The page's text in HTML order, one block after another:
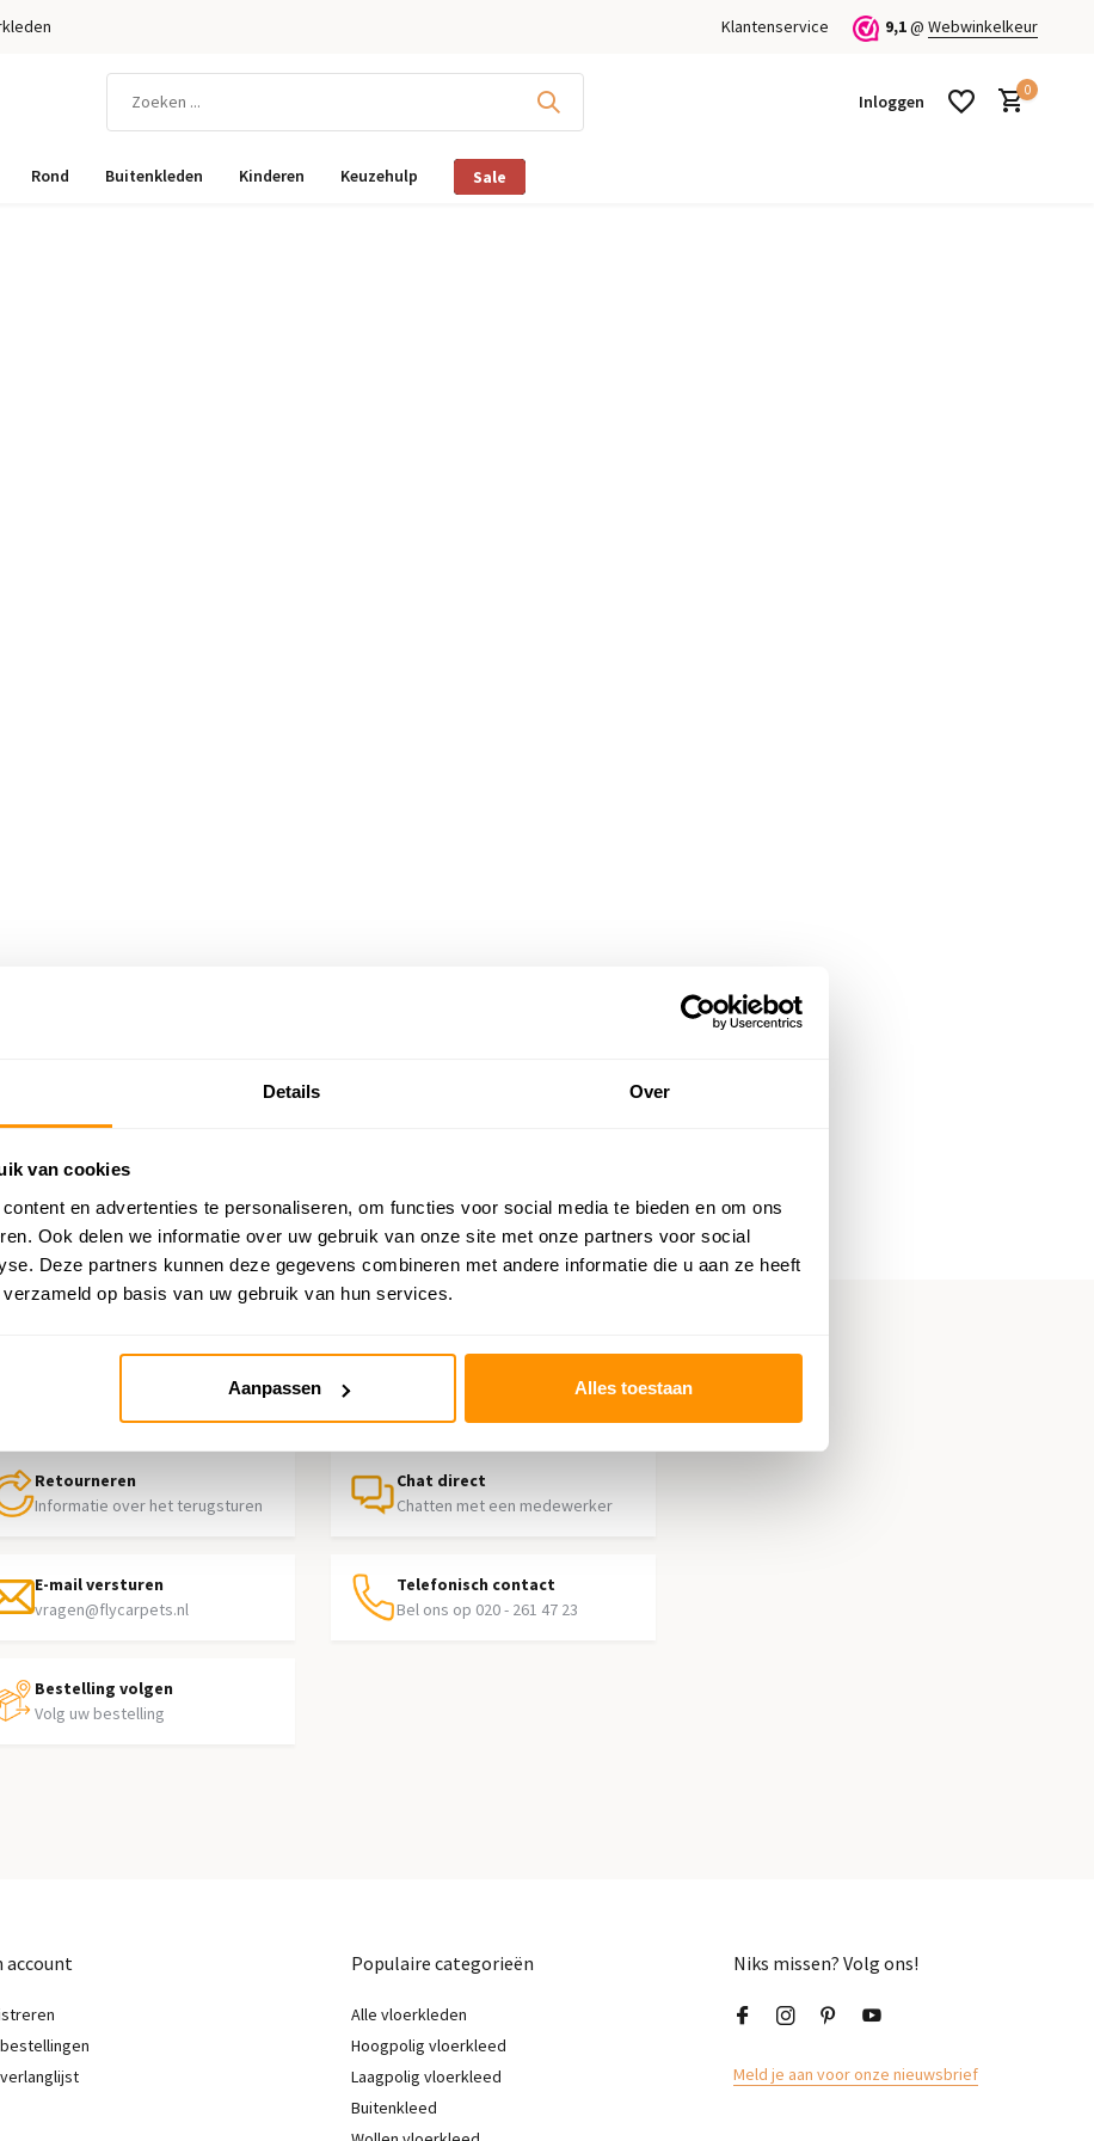
Details Over
van cookies
en advertenties te personaliseren, om functies voor social media te bieden en om ons
Ook delen we informatie over uw gebruik van onze site met onze partners voor social
Deze partners kunnen deze gegevens combineren met andere informatie die u aan ze heeft
op basis van uw gebruik van hun services.
Aanpassen Alles toestaan
Klantenservice 9,1@ Webwinkelkeur
Inloggen
0
Rond Buitenkleden Kinderen Keuzehulp Sale
nodig?
Retourneren
Informatie over het terugsturen
Chat direct
Chatten met een medewerker
E-mail versturen
vragen@flycarpets.nl
Telefonisch contact
Bel ons op 020 - 261 47 23
Bestelling volgen
Volg uw bestelling
account Populaire categorieën
Alle vloerkleden
Hoogpolig vloerkleed
Laagpolig vloerkleed
Buitenkleed
Niks missen? Volg ons!
Meld je aan voor onze nieuwsbrief